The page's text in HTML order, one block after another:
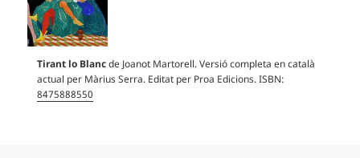
Tirant lo Blancde Joanot Martorell. Versió completa en català
actual per Màrius Serra. Editat per Proa Edicions. ISBN:
8475888550